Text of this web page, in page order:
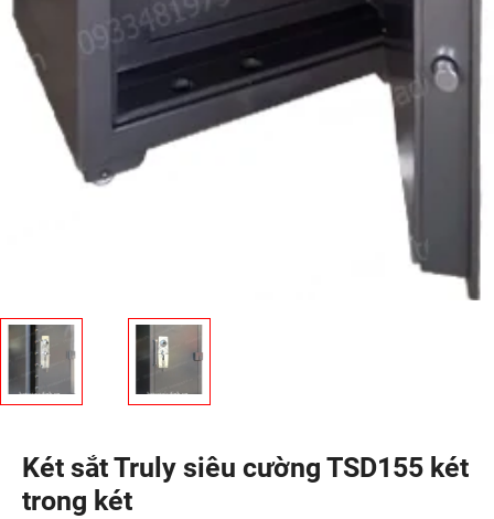
Két sắt Truly siêu cường TSD155 két
trong két